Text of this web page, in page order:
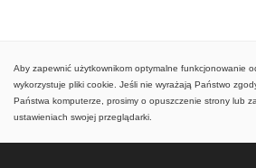
Aby zapewnić użytkownikom optymalne funkcjonowanie
wykorzystuje pliki cookie. Jeśli nie wyrażają Państwo
Państwa komputerze, prosimy o opuszczenie strony lub
ustawieniach swojej przeglądarki.